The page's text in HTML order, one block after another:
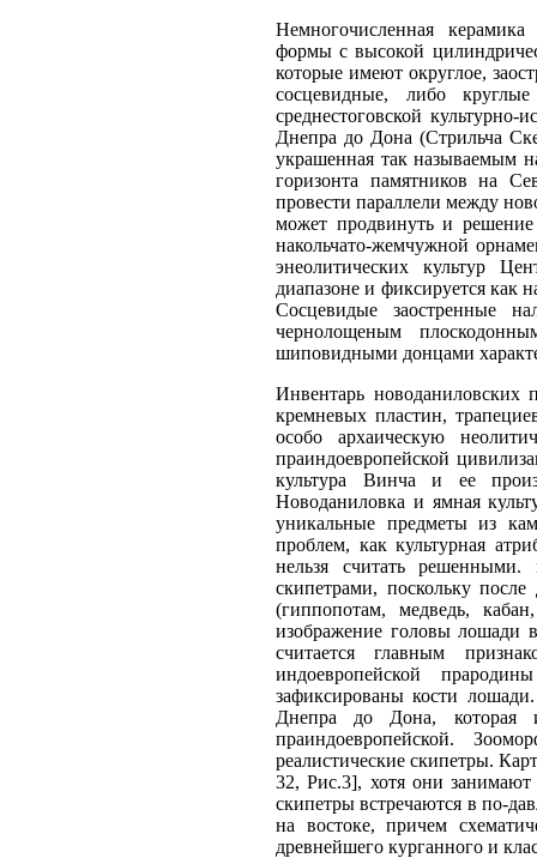
Немногочисленная
формы с высокой
которые имеют округлое,
сосцевидные, либо
среднестоговской
Днепра до Дона (Стрильча
украшенная так называемым
горизонта памятников на
провести параллели между
может продвинуть и
накольчато-жемчужной
энеолитических культур
диапазоне и фиксируется как
Сосцевидые заостренные
чернолощеным
шиповидными донцами
Инвентарь новоданиловских
кремневых пластин,
особо архаическую
праиндоевропейской
культура Винча и ее
Новоданиловка и ямная
уникальные предметы из
проблем, как культурная
нельзя считать
скипетрами, поскольку
(гиппопотам, медведь,
изображение головы лошади
считается главным
индоевропейской
зафиксированы кости
Днепра до Дона, которая
праиндоевропейской.
реалистические скипетры.
32, Рис.3], хотя они занимают
скипетры встречаются в по-
на востоке, причем
древнейшего курганного и